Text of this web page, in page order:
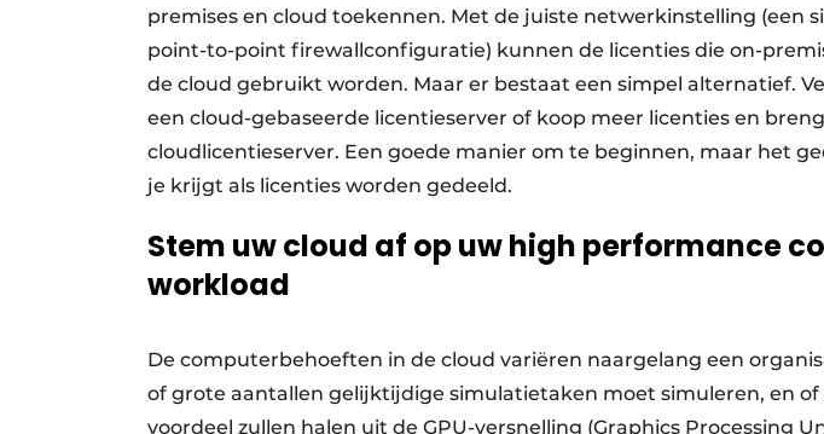
premises en cloud toekennen. Met de juiste netwerkinstelling (een
point-to-point firewallconfiguratie) kunnen de licenties die on-
de cloud gebruikt worden. Maar er bestaat een simpel alternatief.
een cloud-gebaseerde licentieserver of koop meer licenties en
cloudlicentieserver. Een goede manier om te beginnen, maar het
je krijgt als licenties worden gedeeld.
Stem uw cloud af op uw high performance
workload
De computerbehoeften in de cloud variëren naargelang een
of grote aantallen gelijktijdige simulatietaken moet simuleren, en of
voordeel zullen halen uit de GPU-versnelling (Graphics Processing